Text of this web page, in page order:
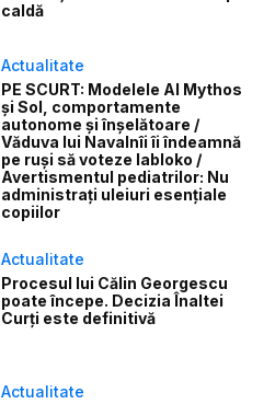
caldă
Actualitate
PE SCURT: Modelele AI Mythos
și Sol, comportamente
autonome și înșelătoare /
Văduva lui Navalnîi îi îndeamnă
pe ruși să voteze Iabloko /
Avertismentul pediatrilor: Nu
administrați uleiuri esențiale
copiilor
Actualitate
Procesul lui Călin Georgescu
poate începe. Decizia Înaltei
Curți este definitivă
Actualitate